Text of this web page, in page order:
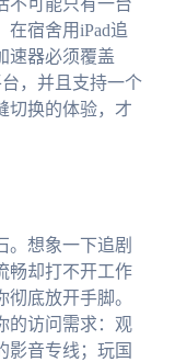
不可能只有一台
在宿舍用iPad追
速器必须覆盖
台，并且支持一个
切换的体验，才
。想象一下追剧
畅却打不开工作
底放开手脚。
的访问需求：观
影音专线；玩国